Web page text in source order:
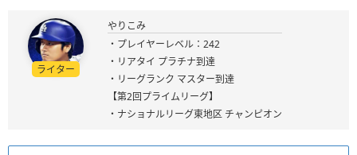
ライター
やりこみ
・プレイヤーレベル：242
・リアタイ プラチナ到達
・リーグランク マスター到達
【第2回プライムリーグ】
・ナショナルリーグ東地区 チャンピオン